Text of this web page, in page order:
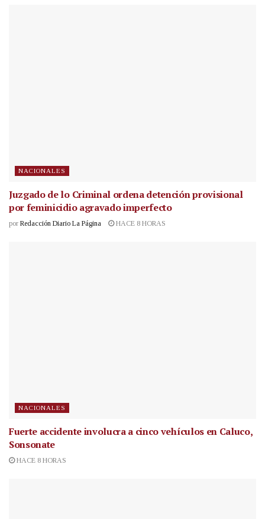
NACIONALES
Juzgado de lo Criminal ordena detención provisional
por feminicidio agravado imperfecto
por Redacción Diario La Página HACE 8 HORAS
NACIONALES
Fuerte accidente involucra a cinco vehículos en Caluco,
Sonsonate
HACE 8 HORAS